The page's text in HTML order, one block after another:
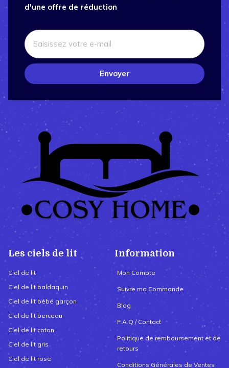
d'une offre de réduction
Envoyer
Les ciels de lit
Ciel de lit
Ciel de lit baldaquin
Ciel de lit bébé garçon
Ciel de lit berceau
Ciel de lit coton
Ciel de lit gris
Ciel de lit rose
Information
Mon Compte
Suivre ma Commande
Blog
F.A.Q / Contact
Politique de remboursement et de
retours
Conditions Générales de Ventes